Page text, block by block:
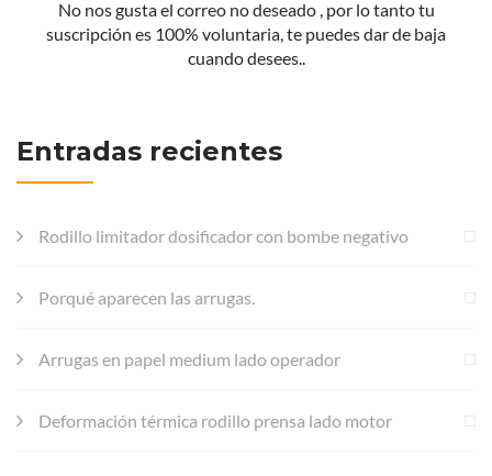
No nos gusta el correo no deseado , por lo tanto tu
suscripción es 100% voluntaria, te puedes dar de baja
cuando desees..
Entradas recientes
Rodillo limitador dosificador con bombe negativo
Porqué aparecen las arrugas.
Arrugas en papel medium lado operador
Deformación térmica rodillo prensa lado motor